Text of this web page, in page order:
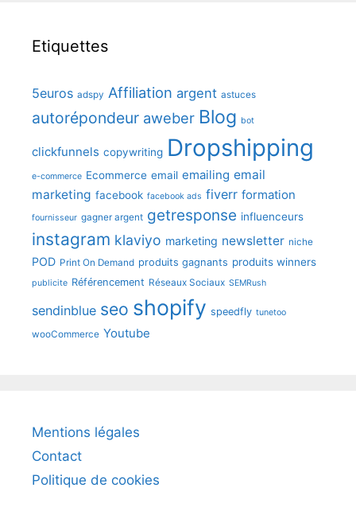
Etiquettes
5euros adspy Affiliation argent astuces
autorépondeur aweber Blog bot
clickfunnels copywriting Dropshipping
e-commerce Ecommerce email emailing email
marketing facebook facebook ads fiverr formation
fournisseur gagner argent getresponse influenceurs
instagram klaviyo marketing newsletter niche
POD Print On Demand produits gagnants produits winners
publicite Référencement Réseaux Sociaux SEMRush
sendinblue seo shopify speedfly tunetoo
wooCommerce Youtube
Mentions légales
Contact
Politique de cookies